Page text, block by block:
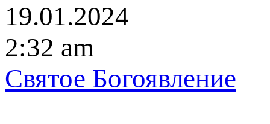
19.01.2024
2:32 am
Святое Богоявление